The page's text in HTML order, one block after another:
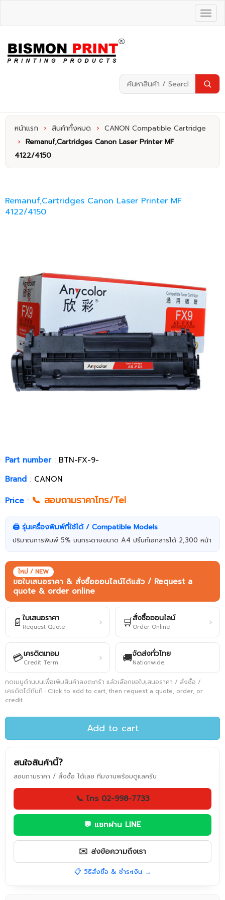
หน้าแรก › สินค้าทั้งหมด › CANON Compatible Cartridge
› Remanuf,Cartridges Canon Laser Printer MF
4122/4150
Remanuf,Cartridges Canon Laser Printer MF
4122/4150
Part number: BTN-FX-9-
Brand : CANON
Price : 📞 สอบถามราคาโทร/Tel
🖨️ รุ่นเครื่องพิมพ์ที่ใช้ได้ / Compatible Models
ปริมาณการพิมพ์ 5% บนกระดาษขนาด A4 ปริ้นท์เอกสารได้ 2,300 หน้า
ใหม่ / NEW
ขอใบเสนอราคา & สั่งซื้อออนไลน์ได้แล้ว / Request a
quote & order online
📄 ใบเสนอราคา
Request Quote › 🛒สั่งซื้อออนไลน์
Order Online ›
💳เครดิตเทอม
Credit Term › 🚚จัดส่งทั่วไทย
Nationwide
กดเมนูด้านบนเพื่อเพิ่มสินค้าลงตะกร้า แล้วเลือกขอใบเสนอราคา / สั่งซื้อ /
เครดิตได้ทันที · Click to add to cart, then request a quote, order, or
credit
Add to cart
สนใจสินค้านี้?
สอบถามราคา / สั่งซื้อ ได้เลย ทีมงานพร้อมดูแลครับ
📞 โทร 02-998-7733
💬 แชทผ่าน LINE
✉️ ส่งข้อความถึงเรา
📋 วิธีสั่งซื้อ & ชำระเงิน →